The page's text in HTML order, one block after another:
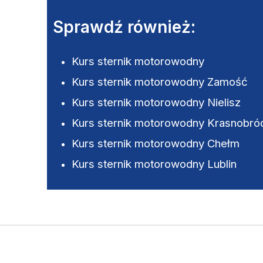
Sprawdź również:
Kurs sternik motorowodny
Kurs sternik motorowodny Zamość
Kurs sternik motorowodny Nielisz
Kurs sternik motorowodny
Kurs sternik motorowodny Chełm
Kurs sternik motorowodny Lublin